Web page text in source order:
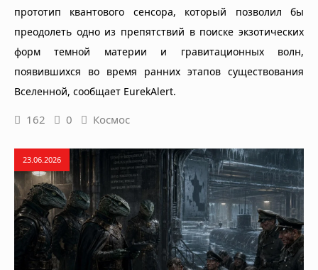
прототип квантового сенсора, который позволил бы
преодолеть одно из препятствий в поиске экзотических
форм темной материи и гравитационных волн,
появившихся во время ранних этапов существования
Вселенной, сообщает EurekAlert.
162 0 Космос
23.06.2026